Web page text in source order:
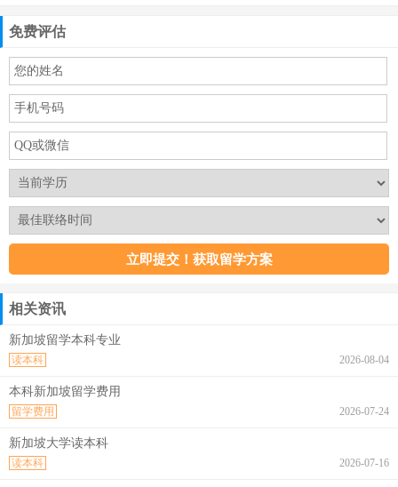
免费评估
相关资讯
新加坡留学本科专业
2026-08-04
读本科
本科新加坡留学费用
2026-07-24
留学费用
新加坡大学读本科
2026-07-16
读本科